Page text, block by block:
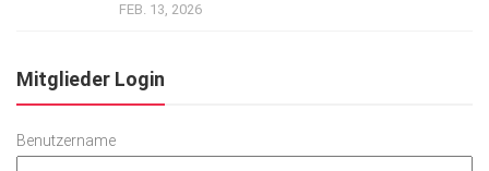
FEB. 13, 2026
Mitglieder Login
Benutzername